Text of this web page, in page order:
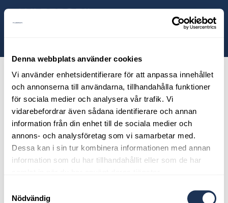
Denna webbplats använder cookies
Vi använder enhetsidentifierare för att anpassa innehållet
och annonserna till användarna, tillhandahålla funktioner
för sociala medier och analysera vår trafik. Vi
vidarebefordrar även sådana identifierare och annan
information från din enhet till de sociala medier och
annons- och analysföretag som vi samarbetar med.
Dessa kan i sin tur kombinera informationen med annan
information som du har tillhandahållit eller som de har
Nödvändig
huvudinnehållet
Volvo
Selekt
Bilförsäljning